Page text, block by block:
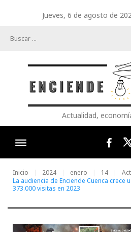
Jueves, 6 de agosto de
Actualidad,
Inicio 2024 enero 14
La audiencia de Enciende Cuenca crece
373.000 visitas en 2023